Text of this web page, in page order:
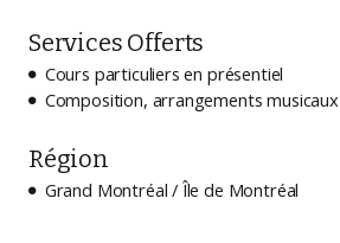
Services Offerts
 Cours particuliers en présentiel
 Composition, arrangements musicaux
Région
 Grand Montréal / Île de Montréal